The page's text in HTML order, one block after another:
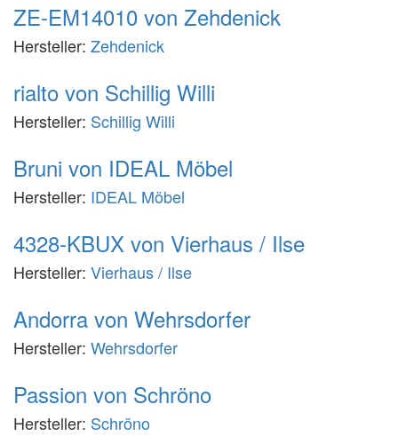
ZE-EM14010 von Zehdenick
Hersteller: Zehdenick
rialto von Schillig Willi
Hersteller: Schillig Willi
Bruni von IDEAL Möbel
Hersteller: IDEAL Möbel
4328-KBUX von Vierhaus / Ilse
Hersteller: Vierhaus / Ilse
Andorra von Wehrsdorfer
Hersteller: Wehrsdorfer
Passion von Schröno
Hersteller: Schröno